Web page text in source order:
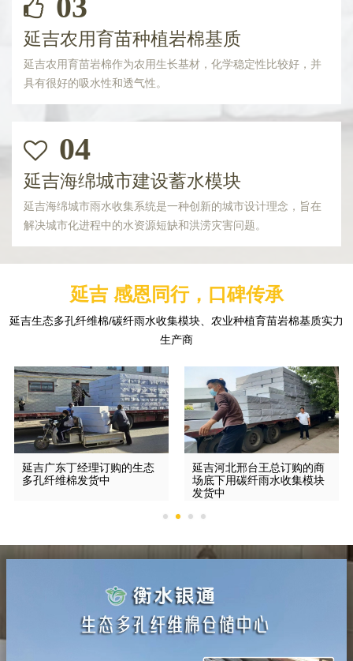
延吉农用育苗种植岩棉基质
延吉农用育苗岩棉作为农用生长基材，化学稳定性比较好，并
具有很好的吸水性和透气性。
04
延吉海绵城市建设蓄水模块
延吉海绵城市雨水收集系统是一种创新的城市设计理念，旨在
解决城市化进程中的水资源短缺和洪涝灾害问题。
延吉 感恩同行，口碑传承
延吉生态多孔纤维棉/碳纤雨水收集模块、农业种植育苗岩棉基质实力
生产商
延吉广东丁经理订购的生态
多孔纤维棉发货中
延吉河北邢台王总订购的商
场底下用碳纤雨水收集模块
发货中